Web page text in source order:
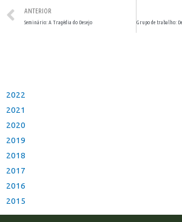
ANTERIOR
Seminário: A Tragédia do Desejo
2022
2021
2020
2019
2018
2017
2016
2015